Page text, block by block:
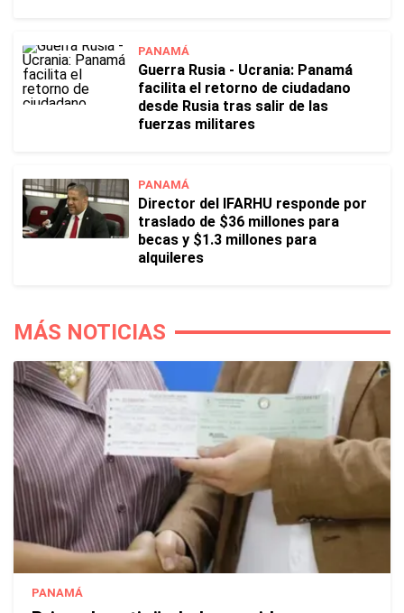
PANAMÁ
Guerra Rusia - Ucrania: Panamá
facilita el retorno de ciudadano
desde Rusia tras salir de las
fuerzas militares
PANAMÁ
Director del IFARHU responde por
traslado de $36 millones para
becas y $1.3 millones para
alquileres
MÁS NOTICIAS
PANAMÁ